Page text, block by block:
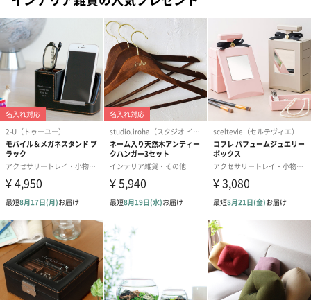
KOIZUMI
家族みんなのいまと未来の笑顔のために。
1966年の学習デスク販売開始以来50年以上にわたり培った技術と
信頼をもとに、さまざまなライフスタイルに合わせた、より良く
進化した製品づくりに取り組んでいます。
商品詳細情報
サイズ
製品サイズ：W615×D575×H785～875mm
座面高/425～515ｍｍ
梱包サイズ：W600×D600×H365mm
重さ
10ｋｇ
原産国
台湾